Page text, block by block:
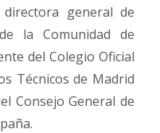
general de
la Comunidad de
del Colegio Oficial
Técnicos de Madrid
Consejo General de